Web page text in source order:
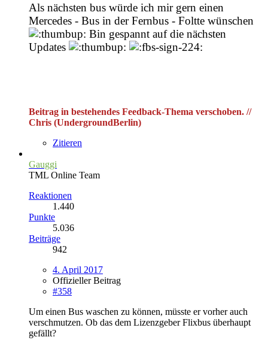
Als nächsten bus würde ich mir gern einen
Mercedes - Bus in der Fernbus - Foltte wünschen
Bin gespannt auf die nächsten
Updates
Beitrag in bestehendes Feedback-Thema verschoben. //
Chris (UndergroundBerlin)
Zitieren
Gauggi
TML Online Team
Reaktionen
1.440
Punkte
5.036
Beiträge
942
4. April 2017
Offizieller Beitrag
#358
Um einen Bus waschen zu können, müsste er vorher auch
verschmutzen. Ob das dem Lizenzgeber Flixbus überhaupt
gefällt?